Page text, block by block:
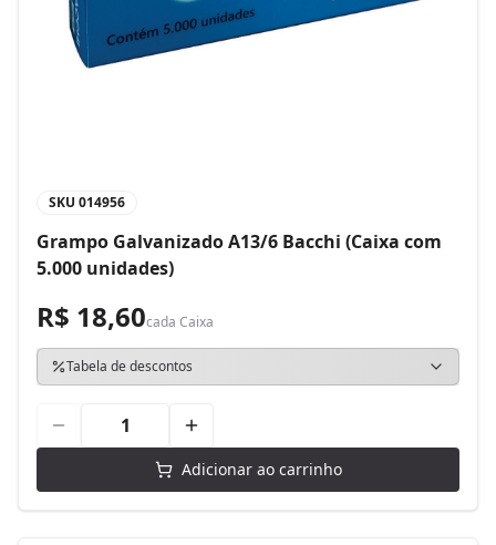
SKU 014956
Grampo Galvanizado A13/6 Bacchi (Caixa com
5.000 unidades)
R$ 18,60cada Caixa
Tabela de descontos
Adicionar ao carrinho